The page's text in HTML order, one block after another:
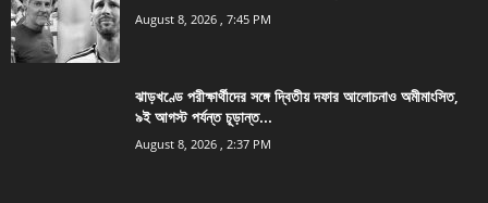
August 8, 2026 , 7:45 PM
ঝাড়খণ্ডে পরীক্ষার্থীদের সঙ্গে দ্বিতীয় দফার আলোচনাও অমীমাংসিত,
৯ই আগস্ট পর্যন্ত চূড়ান্ত...
August 8, 2026 , 2:37 PM